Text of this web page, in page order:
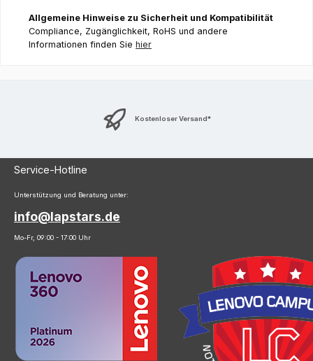
Allgemeine Hinweise zu Sicherheit und Kompatibilität
Compliance, Zugänglichkeit, RoHS und andere
Informationen finden Sie hier
Kostenloser Versand*
Service-Hotline
Unterstützung und Beratung unter:
info@lapstars.de
Mo-Fr, 09:00 - 17:00 Uhr